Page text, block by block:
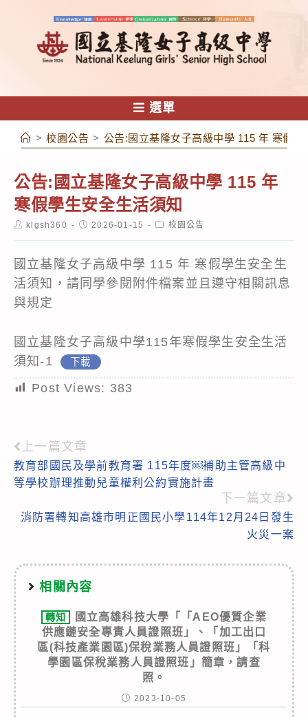
容
選單
> 校園公告 > 公告:國立基隆女子高級中學 115 年 寒假學
公告:國立基隆女子高級中學 115 年
寒假學生安全生活須知
Postklgsh360
Post2026-01-15
Post校園公告
國立基隆女子高級中學 115 年 寒假學生安全生
活須知，請同學參閱附件檔案並且遵守相關訊息
與規定
國立基隆女子高級中學115年寒假學生安全生活
須知-1
下載
Post Views: 383
Read
more
上一篇文章
教育部國民及學前教育署 115年度￼補助主管高級中
等學校辦理推動兒童權利公約實施計畫
下一篇文章
消防署轉知高雄市明正國民小學114年12月24日發生
火災一案
相關內容
轉知
國立高雄科技大學「「AEO優質企業
供應鏈安全專責人員證照班」、「加工出口
區(科技產業園區)保稅業務人員證照班」「科
學園區保稅業務人員證照班」簡章，請查
照。
2023-10-05